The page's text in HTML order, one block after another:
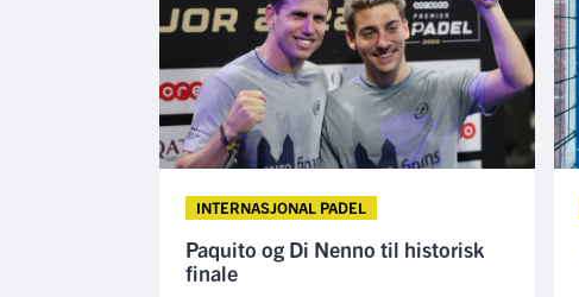
INTERNASJONAL PADEL
Paquito og Di Nenno til historisk
finale